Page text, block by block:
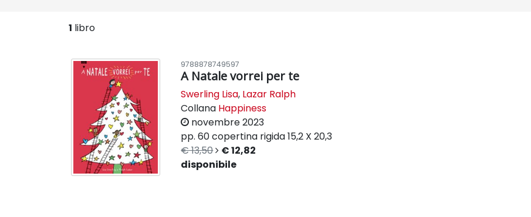
1 libro
9788878749597
A Natale vorrei per te
Swerling Lisa, Lazar Ralph
Collana Happiness
novembre 2023
pp. 60copertina rigida15,2 X 20,3
€ 13,50
€ 12,82
disponibile